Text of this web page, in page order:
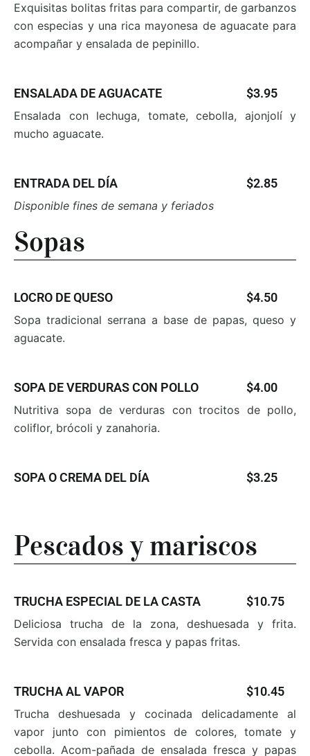
Exquisitas bolitas fritas para compartir, de garbanzos
con especias y una rica mayonesa de aguacate para
acompañar y ensalada de pepinillo.
ENSALADA DE AGUACATE $3.95
Ensalada con lechuga, tomate, cebolla, ajonjolí y
mucho aguacate.
ENTRADA DEL DÍA $2.85
Disponible fines de semana y feriados
Sopas
LOCRO DE QUESO $4.50
Sopa tradicional serrana a base de papas, queso y
aguacate.
SOPA DE VERDURAS CON POLLO $4.00
Nutritiva sopa de verduras con trocitos de pollo,
coliflor, brócoli y zanahoria.
SOPA O CREMA DEL DÍA $3.25
Pescados y mariscos
TRUCHA ESPECIAL DE LA CASTA $10.75
Deliciosa trucha de la zona, deshuesada y frita.
Servida con ensalada fresca y papas fritas.
TRUCHA AL VAPOR $10.45
Trucha deshuesada y cocinada delicadamente al
vapor junto con pimientos de colores, tomate y
cebolla. Acom-pañada de ensalada fresca y papas